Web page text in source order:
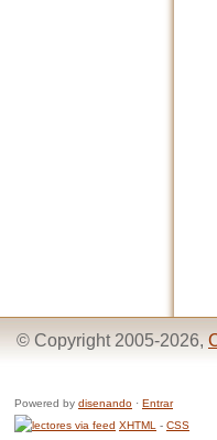
© Copyright 2005-2026,
Powered by disenando · Entrar
XHTML - CSS